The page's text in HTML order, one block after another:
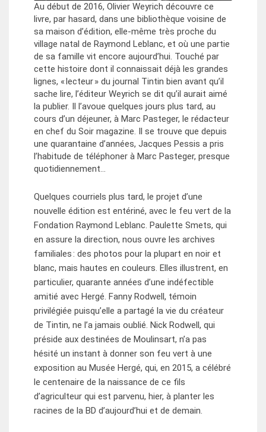
Au début de 2016, Olivier Weyrich découvre ce
livre, par hasard, dans une bibliothèque voisine de
sa maison d’édition, elle-même très proche du
village natal de Raymond Leblanc, et où une partie
de sa famille vit encore aujourd’hui. Touché par
cette histoire dont il connaissait déjà les grandes
lignes, « lecteur » du journal Tintin bien avant qu’il
sache lire, l’éditeur Weyrich se dit qu’il aurait aimé
la publier. Il l’avoue quelques jours plus tard, au
cours d’un déjeuner, à Marc Pasteger, le rédacteur
en chef du Soir magazine. Il se trouve que depuis
une quarantaine d’années, Jacques Pessis a pris
l’habitude de téléphoner à Marc Pasteger, presque
quotidiennement…
Quelques courriels plus tard, le projet d’une
nouvelle édition est entériné, avec le feu vert de la
Fondation Raymond Leblanc. Paulette Smets, qui
en assure la direction, nous ouvre les archives
familiales : des photos pour la plupart en noir et
blanc, mais hautes en couleurs. Elles illustrent, en
particulier, quarante années d’une indéfectible
amitié avec Hergé. Fanny Rodwell, témoin
privilégiée puisqu’elle a partagé la vie du créateur
de Tintin, ne l’a jamais oublié. Nick Rodwell, qui
préside aux destinées de Moulinsart, n’a pas
hésité un instant à donner son feu vert à une
exposition au Musée Hergé, qui, en 2015, a célébré
le centenaire de la naissance de ce fils
d’agriculteur qui est parvenu, hier, à planter les
racines de la BD d’aujourd’hui et de demain.